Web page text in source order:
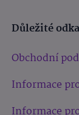
Důležité
Obchodní
Informace
Informace